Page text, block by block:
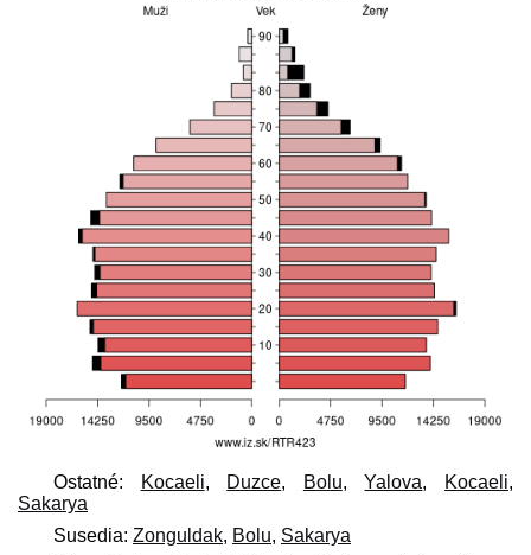
Ostatné: Kocaeli, Duzce, Bolu,Yalova, Kocaeli,
Sakarya
Susedia: Zonguldak, Bolu, Sakarya